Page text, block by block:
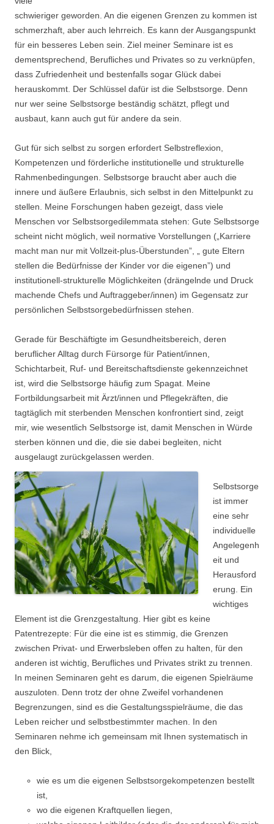
schwieriger geworden. An die eigenen Grenzen zu kommen ist
schmerzhaft, aber auch lehrreich. Es kann der Ausgangspunkt
für ein besseres Leben sein. Ziel meiner Seminare ist es
dementsprechend, Berufliches und Privates so zu verknüpfen,
dass Zufriedenheit und bestenfalls sogar Glück dabei
herauskommt. Der Schlüssel dafür ist die Selbstsorge. Denn
nur wer seine Selbstsorge beständig schätzt, pflegt und
ausbaut, kann auch gut für andere da sein.
Gut für sich selbst zu sorgen erfordert Selbstreflexion,
Kompetenzen und förderliche institutionelle und strukturelle
Rahmenbedingungen. Selbstsorge braucht aber auch die
innere und äußere Erlaubnis, sich selbst in den Mittelpunkt zu
stellen. Meine Forschungen haben gezeigt, dass viele
Menschen vor Selbstsorgedilemmata stehen: Gute Selbstsorge
scheint nicht möglich, weil normative Vorstellungen („Karriere
macht man nur mit Vollzeit-plus-Überstunden”, „ gute Eltern
stellen die Bedürfnisse der Kinder vor die eigenen”) und
institutionell-strukturelle Möglichkeiten (drängelnde und Druck
machende Chefs und Auftraggeber/innen) im Gegensatz zur
persönlichen Selbstsorgebedürfnissen stehen.
Gerade für Beschäftigte im Gesundheitsbereich, deren
beruflicher Alltag durch Fürsorge für Patient/innen,
Schichtarbeit, Ruf- und Bereitschaftsdienste gekennzeichnet
ist, wird die Selbstsorge häufig zum Spagat. Meine
Fortbildungsarbeit mit Ärzt/innen und Pflegekräften, die
tagtäglich mit sterbenden Menschen konfrontiert sind, zeigt
mir, wie wesentlich Selbstsorge ist, damit Menschen in Würde
sterben können und die, die sie dabei begleiten, nicht
ausgelaugt zurückgelassen werden.
Selbstsorge
ist immer
eine sehr
individuelle
Angelegenh
eit und
Herausford
erung. Ein
wichtiges
Element ist die Grenzgestaltung. Hier gibt es keine
Patentrezepte: Für die eine ist es stimmig, die Grenzen
zwischen Privat- und Erwerbsleben offen zu halten, für den
anderen ist wichtig, Berufliches und Privates strikt zu trennen.
In meinen Seminaren geht es darum, die eigenen Spielräume
auszuloten. Denn trotz der ohne Zweifel vorhandenen
Begrenzungen, sind es die Gestaltungsspielräume, die das
Leben reicher und selbstbestimmter machen. In den
Seminaren nehme ich gemeinsam mit Ihnen systematisch in
den Blick,
wie es um die eigenen Selbstsorgekompetenzen bestellt
ist,
wo die eigenen Kraftquellen liegen,